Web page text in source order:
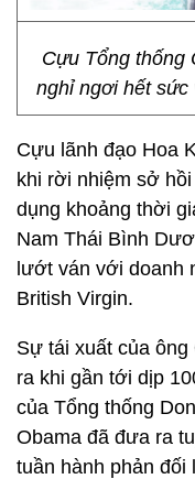
Cựu Tổng thống
nghỉ ngơi hết sức
Cựu lãnh đạo Hoa
khi rời nhiệm sở
dụng khoảng thời
Nam Thái Bình
lướt ván với doanh
British Virgin.
Sự tái xuất của
ra khi gần tới dịp
của Tổng thống
Obama đã đưa ra
tuần hành phản